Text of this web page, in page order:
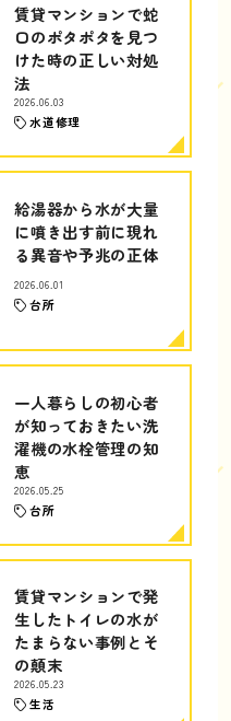
賃貸マンションで蛇
口のポタポタを見つ
けた時の正しい対処
法
2026.06.03
水道修理
給湯器から水が大量
に噴き出す前に現れ
る異音や予兆の正体
2026.06.01
台所
一人暮らしの初心者
が知っておきたい洗
濯機の水栓管理の知
恵
2026.05.25
台所
賃貸マンションで発
生したトイレの水が
たまらない事例とそ
の顛末
2026.05.23
生活